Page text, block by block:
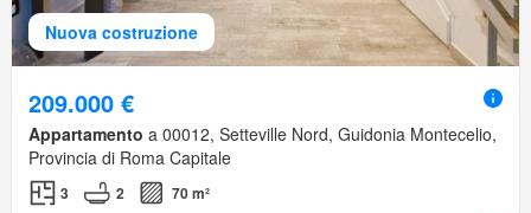
Nuova costruzione
209.000 €
Appartamento a 00012, Setteville Nord, Guidonia Montecelio,
Provincia di Roma Capitale
3 2
70 m²